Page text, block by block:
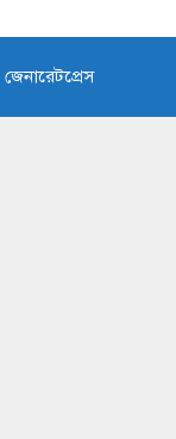
জেনারেটপ্রেস